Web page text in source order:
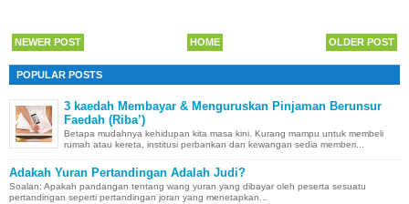
NEWER POST OLDER POST
HOME
POPULAR POSTS
3 kaedah Membayar & Menguruskan Pinjaman Berunsur
Faedah (Riba’)
Betapa mudahnya kehidupan kita masa kini. Kurang mampu untuk membeli
rumah atau kereta, institusi perbankan dan kewangan sedia memberi...
Adakah Yuran Pertandingan Adalah Judi?
Soalan: Apakah pandangan tentang wang yuran yang dibayar oleh peserta sesuatu
pertandingan seperti pertandingan joran yang menetapkan...